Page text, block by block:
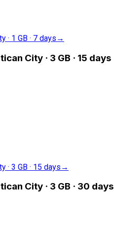
· 1 GB · 7 days →
City · 3 GB · 15 days
· 3 GB · 15 days →
City · 3 GB · 30 days